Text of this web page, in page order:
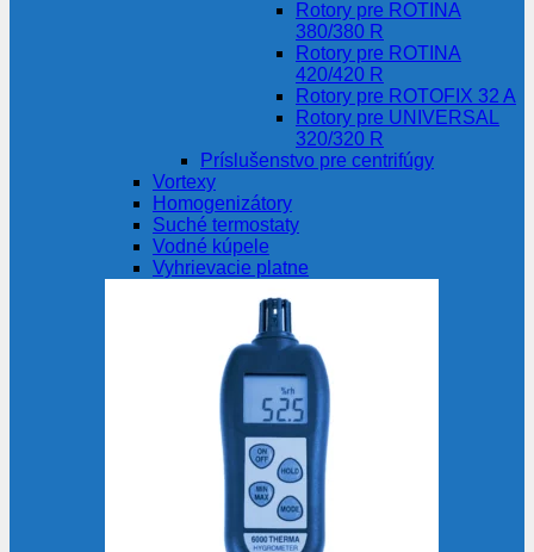
Rotory pre ROTINA
380/380 R
Rotory pre ROTINA
420/420 R
Rotory pre ROTOFIX 32 A
Rotory pre UNIVERSAL
320/320 R
Príslušenstvo pre centrifúgy
Vortexy
Homogenizátory
Suché termostaty
Vodné kúpele
Vyhrievacie platne